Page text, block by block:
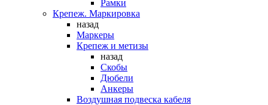
Рамки
Крепеж. Маркировка
назад
Маркеры
Крепеж и метизы
назад
Скобы
Дюбели
Анкеры
Воздушная подвеска кабеля